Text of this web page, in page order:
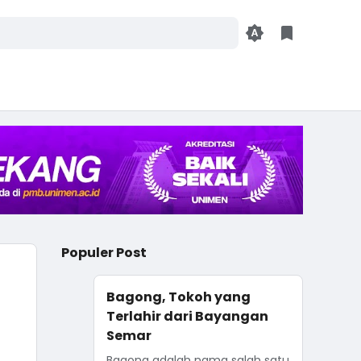
Populer Post
Bagong, Tokoh yang
Terlahir dari Bayangan
Semar